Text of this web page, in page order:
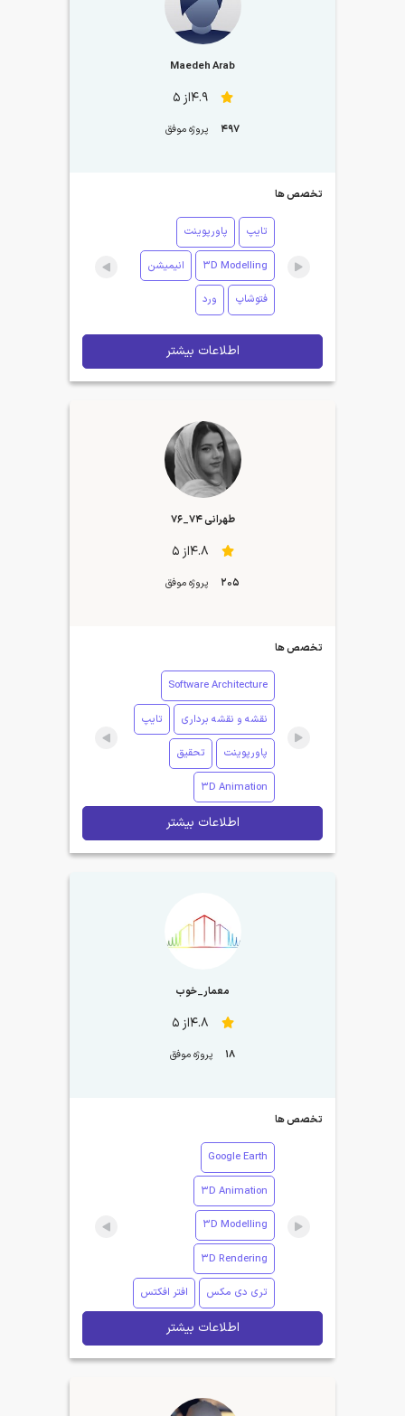
Maedeh Arab
4.9از 5
497 پروژه موفق
تخصص ها
تایپ پاورپوینت
3D Modelling انیمیشن
فتوشاپ ورد
اطلاعات بیشتر
طهرانی ۷۴_۷۶
4.8از 5
205 پروژه موفق
تخصص ها
Software Architecture
نقشه و نقشه برداری تایپ
پاورپوینت تحقیق
3D Animation
اطلاعات بیشتر
معمار_خوب
4.8از 5
18 پروژه موفق
تخصص ها
Google Earth
3D Animation
3D Modelling
3D Rendering
تری دی مکس افتر افکتس
اطلاعات بیشتر